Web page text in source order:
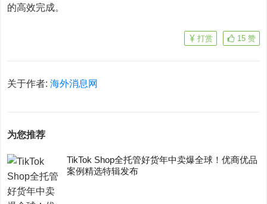
的高效完成。
15 赞
打赏
关于作者:海外消息网
为您推荐
TikTok Shop全托管好货年中卖爆全球！优商优品
案例精选特辑发布